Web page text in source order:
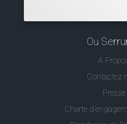
Ou
A
Contactez
Presse
Charte